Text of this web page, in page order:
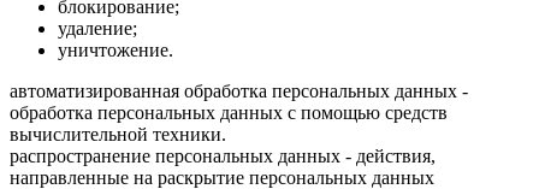
блокирование;
удаление;
уничтожение.
автоматизированная обработка персональных данных -
обработка персональных данных с помощью средств
вычислительной техники.
распространение персональных данных - действия,
направленные на раскрытие персональных данных